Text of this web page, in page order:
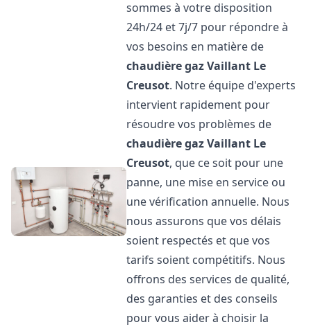
sommes à votre disposition
24h/24 et 7j/7 pour répondre à
vos besoins en matière de
chaudière gaz Vaillant Le
Creusot. Notre équipe d'experts
intervient rapidement pour
résoudre vos problèmes de
chaudière gaz Vaillant Le
Creusot, que ce soit pour une
panne, une mise en service ou
une vérification annuelle. Nous
nous assurons que vos délais
soient respectés et que vos
tarifs soient compétitifs. Nous
offrons des services de qualité,
des garanties et des conseils
pour vous aider à choisir la